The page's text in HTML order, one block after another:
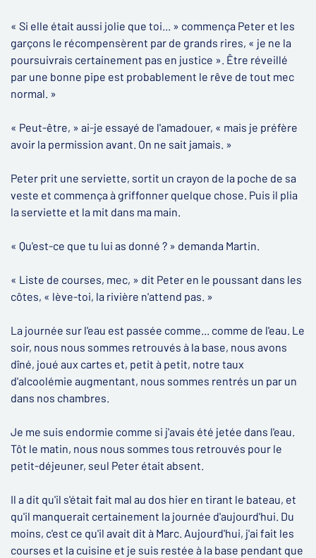
« Si elle était aussi jolie que toi... » commença Peter et les
garçons le récompensèrent par de grands rires, « je ne la
poursuivrais certainement pas en justice ». Être réveillé
par une bonne pipe est probablement le rêve de tout mec
normal. »
« Peut-être, » ai-je essayé de l'amadouer, « mais je préfère
avoir la permission avant. On ne sait jamais. »
Peter prit une serviette, sortit un crayon de la poche de sa
veste et commença à griffonner quelque chose. Puis il plia
la serviette et la mit dans ma main.
« Qu'est-ce que tu lui as donné ? » demanda Martin.
« Liste de courses, mec, » dit Peter en le poussant dans les
côtes, « lève-toi, la rivière n'attend pas. »
La journée sur l'eau est passée comme... comme de l'eau. Le
soir, nous nous sommes retrouvés à la base, nous avons
dîné, joué aux cartes et, petit à petit, notre taux
d'alcoolémie augmentant, nous sommes rentrés un par un
dans nos chambres.
Je me suis endormie comme si j'avais été jetée dans l'eau.
Tôt le matin, nous nous sommes tous retrouvés pour le
petit-déjeuner, seul Peter était absent.
Il a dit qu'il s'était fait mal au dos hier en tirant le bateau, et
qu'il manquerait certainement la journée d'aujourd'hui. Du
moins, c'est ce qu'il avait dit à Marc. Aujourd'hui, j'ai fait les
courses et la cuisine et je suis restée à la base pendant que